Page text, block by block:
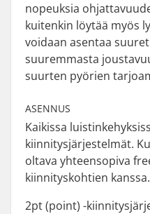
nopeuksia
kuitenkin löytää myös
voidaan asentaa
suuremmasta
suurten pyörien
ASENNUS
Kaikissa
kiinnitysjärjestelmät.
oltava yhteensopiva
kiinnityskohtien kanssa.
2pt (point) -